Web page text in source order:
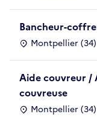
Bancheur-
Montpellier (34)
Aide couvreur /
couvreuse
Montpellier (34)